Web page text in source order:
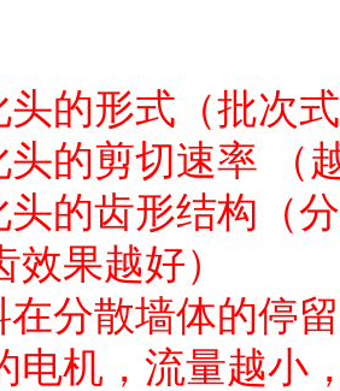
头的形式（批次
头的剪切速率 （
头的齿形结构（
效果越好）
在分散墙体的停
电机，流量越小